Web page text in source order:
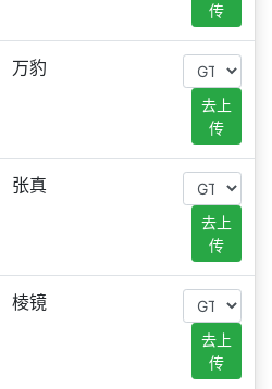
传
万豹
去上
传
张真
去上
传
棱镜
去上
传